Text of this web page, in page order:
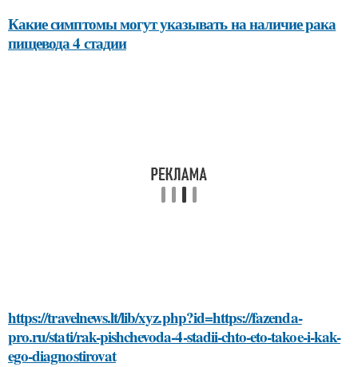
Какие симптомы могут указывать на наличие рака
пищевода 4 стадии
https://travelnews.lt/lib/xyz.php?id=https://fazenda-
pro.ru/stati/rak-pishchevoda-4-stadii-chto-eto-takoe-i-kak-
ego-diagnostirovat